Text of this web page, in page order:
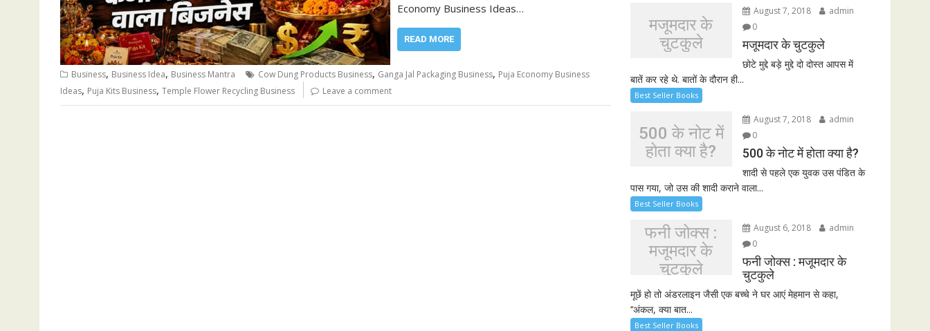
Economy Business Ideas…
READ MORE
Business, Business Idea, Business Mantra Cow Dung Products Business, Ganga Jal Packaging Business, Puja Economy Business
Ideas, Puja Kits Business, Temple Flower Recycling Business Leave a comment
मजूमदार के
चुटकुले
August 7, 2018
admin
0
मजूमदार के चुटकुले
छोटे मुद्दे बड़े मुद्दे दो दोस्त आपस में
बातें कर रहे थे. बातों के दौरान ही...
Best Seller Books
500 के नोट में
होता क्या है?
August 7, 2018
admin
0
500 के नोट में होता क्या है?
शादी से पहले एक युवक उस पंडित के
पास गया, जो उस की शादी कराने वाला...
Best Seller Books
फनी जोक्स :
मजूमदार के
चुटकुले
August 6, 2018
admin
0
फनी जोक्स : मजूमदार के
चुटकुले
मूछें हो तो अंडरलाइन जैसी एक बच्चे ने घर आएं मेहमान से कहा,
‘‘अंकल, क्या बात...
Best Seller Books